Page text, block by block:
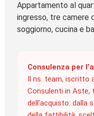
Appartamento al
ingresso, tre camere
soggiorno, cucina e
Consulenza per
Il ns. team, iscritto
Consulenti in Aste,
dell’acquisto: dalla